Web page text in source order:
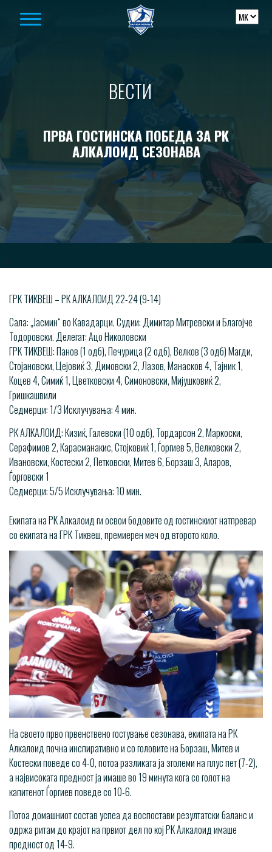
ВЕСТИ
ПРВА ГОСТИНСКА ПОБЕДА ЗА РК
АЛКАЛОИД СЕЗОНАВА
-->
ГРК ТИКВЕШ – РК АЛКАЛОИД 22-24 (9-14)
Сала: „Јасмин“ во Кавадарци. Судии: Димитар Митревски и Благојче
Тодоровски. Делегат: Ацо Николовски
ГРК ТИКВЕШ: Панов (1 одб), Печурица (2 одб), Велков (3 одб) Магди,
Стојановски, Цејовиќ 3, Димовски 2, Лазов, Манасков 4, Тајник 1,
Коцев 4, Симиќ 1, Цветковски 4, Симоновски, Мијушковиќ 2,
Гришкашвили
Седмерци: 1/3 Исклучувања: 4 мин.
РК АЛКАЛОИД: Кизиќ, Галевски (10 одб), Тордарсон 2, Маркоски,
Серафимов 2, Карасманакис, Стојковиќ 1, Ѓоргиев 5, Велковски 2,
Ивановски, Костески 2, Петковски, Митев 6, Борзаш 3, Аларов,
Ѓорговски 1
Седмерци: 5/5 Исклучувања: 10 мин.
Екипата на РК Алкалоид ги освои бодовите од гостинскиот натпревар
со екипата на ГРК Тиквеш, премиерен меч од второто коло.
На своето прво првенствено гостување сезонава, екипата на РК
Алкалоид почна инспиративно и со головите на Борзаш, Митев и
Костески поведе со 4-0, потоа разликата ја зголеми на плус пет (7-2),
а највисоката предност ја имаше во 19 минута кога со голот на
капитенот Ѓоргиев поведе со 10-6.
Потоа домашниот состав успеа да воспостави резултатски баланс и
одржа ритам до крајот на првиот дел по кој РК Алкалоид имаше
предност од 14-9.